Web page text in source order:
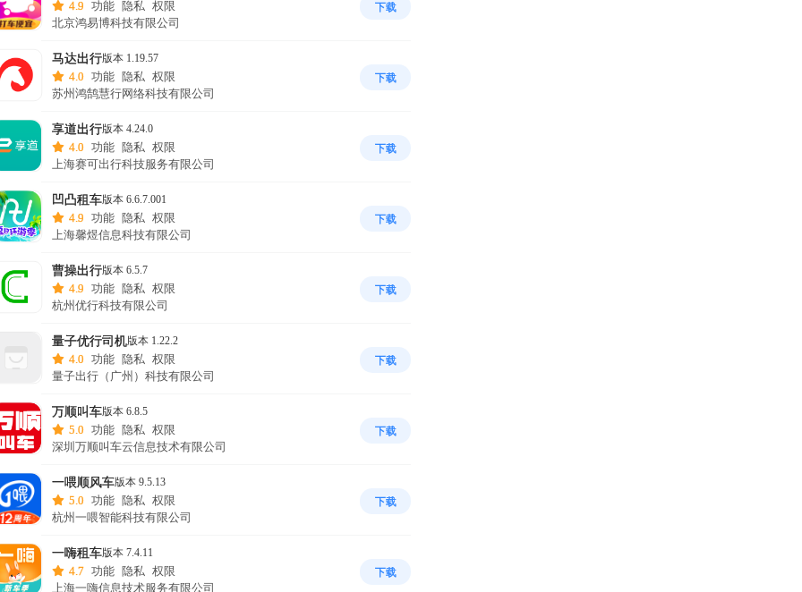
4.9 功能 隐私 权限
北京鸿易博科技有限公司
下载
马达出行版本 1.19.57
4.0 功能 隐私 权限
苏州鸿鹄慧行网络科技有限公司
下载
享道出行版本 4.24.0
4.0 功能 隐私 权限
上海赛可出行科技服务有限公司
下载
凹凸租车版本 6.6.7.001
4.9 功能 隐私 权限
上海馨煜信息科技有限公司
下载
曹操出行版本 6.5.7
4.9 功能 隐私 权限
杭州优行科技有限公司
下载
量子优行司机版本 1.22.2
4.0 功能 隐私 权限
量子出行（广州）科技有限公司
下载
万顺叫车版本 6.8.5
5.0 功能 隐私 权限
深圳万顺叫车云信息技术有限公司
下载
一喂顺风车版本 9.5.13
5.0 功能 隐私 权限
杭州一喂智能科技有限公司
下载
一嗨租车版本 7.4.11
4.7 功能 隐私 权限
上海一嗨信息技术服务有限公司
下载